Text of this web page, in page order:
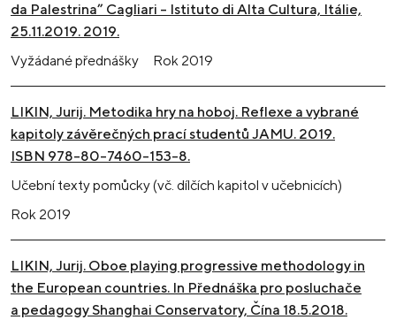
da Palestrina” Cagliari – Istituto di Alta Cultura, Itálie,
25.11.2019. 2019.
Vyžádané přednášky
Rok 2019
LIKIN, Jurij. Metodika hry na hoboj. Reflexe a vybrané
kapitoly závěrečných prací studentů JAMU. 2019.
ISBN 978-80-7460-153-8.
Učební texty pomůcky (vč. dílčích kapitol v učebnicích)
Rok 2019
LIKIN, Jurij. Oboe playing progressive methodology in
the European countries. In Přednáška pro posluchače
a pedagogy Shanghai Conservatory, Čína 18.5.2018.